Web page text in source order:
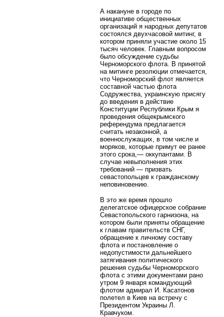
А накануне в городе по
инициативе общественных
организаций я народных депутатов
состоялся двухчасовой митинг, в
котором приняли участие около 15
тысяч человек. Главным вопросом
было обсуждение судьбы
Черноморского флота. В принятой
на митинге резолюции отмечается,
что Черноморский флот является
составной частью флота
Содружества, украинскую присягу
до введения в действие
Конституции Республики Крым я
проведения общекрымского
референдума предлагается
считать незаконной, а
военнослужащих, в том числе и
моряков, которые примут ее ранее
этого срока,— оккупантами. В
случае невыполнения этих
требований — призвать
севастопольцев к гражданскому
неповиновению.
В это же время прошло
делегатское офицерское собрание
Севастопольского гарнизона, на
котором были приняты обращение
к главам правительств СНГ,
обращение к личному составу
флота и постановление о
недопустимости дальнейшего
затягивания политического
решения судьбы Черноморского
флота с этими документами рано
утром 9 января командующий
флотом адмирал И. Касатонов
полетел в Киев на встречу с
Президентом Украины Л.
Кравчуком.